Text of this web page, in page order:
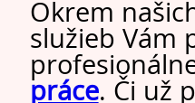
Okrem
služieb Vám
práce. Či už